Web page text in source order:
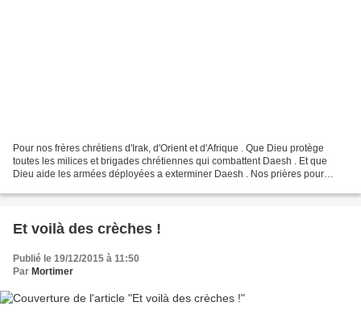
Pour nos frères chrétiens d'Irak, d'Orient et d'Afrique . Que Dieu protège
toutes les milices et brigades chrétiennes qui combattent Daesh . Et que
Dieu aide les armées déployées a exterminer Daesh . Nos prières pour
Et voilà des crèches !
Publié le 19/12/2015 à 11:50
Par Mortimer